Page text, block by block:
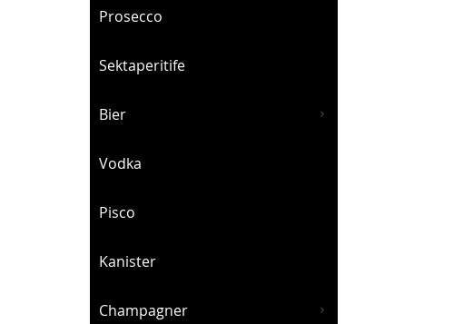
Prosecco
Sektaperitife
Bier
Vodka
Pisco
Kanister
Champagner